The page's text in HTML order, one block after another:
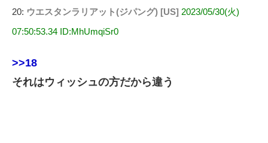
20: ウエスタンラリアット(ジパング) [US] 2023/05/30(火)
07:50:53.34 ID:MhUmqiSr0
>>18
それはウィッシュの方だから違う